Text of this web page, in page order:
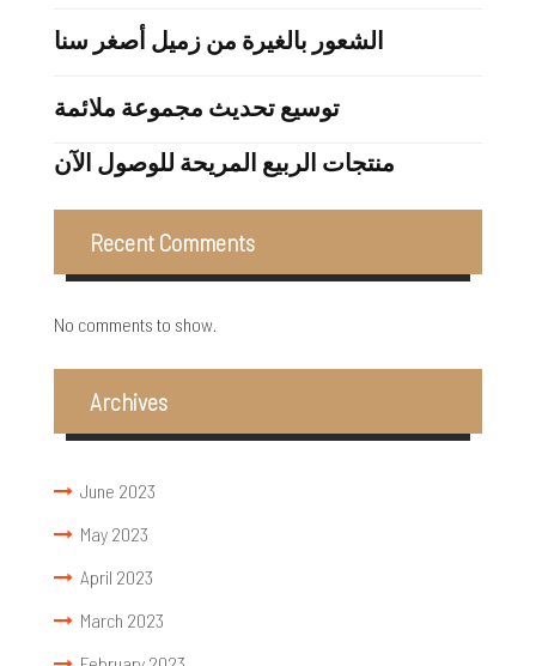
الشعور بالغيرة من زميل أصغر سنا
توسيع تحديث مجموعة ملائمة
منتجات الربيع المريحة للوصول الآن
Recent Comments
No comments to show.
Archives
June 2023
May 2023
April 2023
March 2023